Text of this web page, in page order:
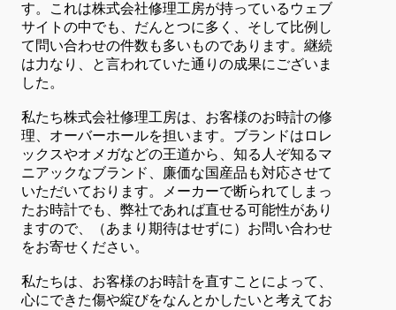
す。これは株式会社修理工房が持っているウェブ
サイトの中でも、だんとつに多く、そして比例し
て問い合わせの件数も多いものであります。継続
は力なり、と言われていた通りの成果にございま
した。
私たち株式会社修理工房は、お客様のお時計の修
理、オーバーホールを担います。ブランドはロレ
ックスやオメガなどの王道から、知る人ぞ知るマ
ニアックなブランド、廉価な国産品も対応させて
いただいております。メーカーで断られてしまっ
たお時計でも、弊社であれば直せる可能性があり
ますので、（あまり期待はせずに）お問い合わせ
をお寄せください。
私たちは、お客様のお時計を直すことによって、
心にできた傷や綻びをなんとかしたいと考えてお